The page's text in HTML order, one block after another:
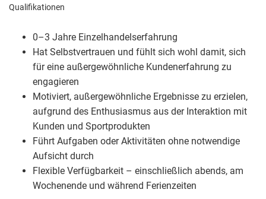
Qualifikationen
0–3 Jahre Einzelhandelserfahrung
Hat Selbstvertrauen und fühlt sich wohl damit, sich
für eine außergewöhnliche Kundenerfahrung zu
engagieren
Motiviert, außergewöhnliche Ergebnisse zu erzielen,
aufgrund des Enthusiasmus aus der Interaktion mit
Kunden und Sportprodukten
Führt Aufgaben oder Aktivitäten ohne notwendige
Aufsicht durch
Flexible Verfügbarkeit – einschließlich abends, am
Wochenende und während Ferienzeiten